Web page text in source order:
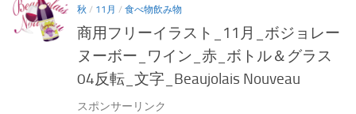
秋 / 11月 / 食べ物飲み物
商用フリーイラスト_11月_ボジョレー
ヌーボー_ワイン_赤_ボトル＆グラス
04反転_文字_Beaujolais Nouveau
スポンサーリンク